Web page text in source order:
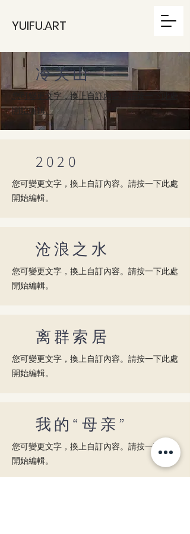
YUIFU.ART
​冷关山
您可變更文字，換上自訂內容。請按一下此處
開始編輯。
2020
您可變更文字，換上自訂內容。請按一下此處
開始編輯。
​沧浪之水
您可變更文字，換上自訂內容。請按一下此處
開始編輯。
​离群索居
您可變更文字，換上自訂內容。請按一下此處
開始編輯。
​我的“母亲”
您可變更文字，換上自訂內容。請按一下此處
開始編輯。